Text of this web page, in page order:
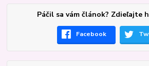
Páčil sa vám článok? Zdieľajte
Facebook